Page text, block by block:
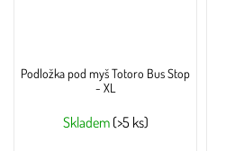
Podložka pod myš Totoro Bus Stop
- XL
Skladem (>5 ks)